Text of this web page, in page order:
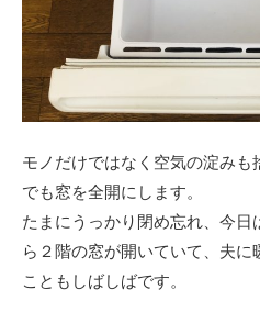
モノだけではなく空気の淀み
でも窓を全開にします。
たまにうっかり閉め忘れ、今日
ら２階の窓が開いていて、夫
こともしばしばです。